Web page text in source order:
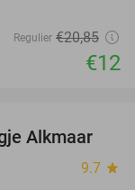
Regulier €20,85
€12
12%
Alkmaar
9.7 star